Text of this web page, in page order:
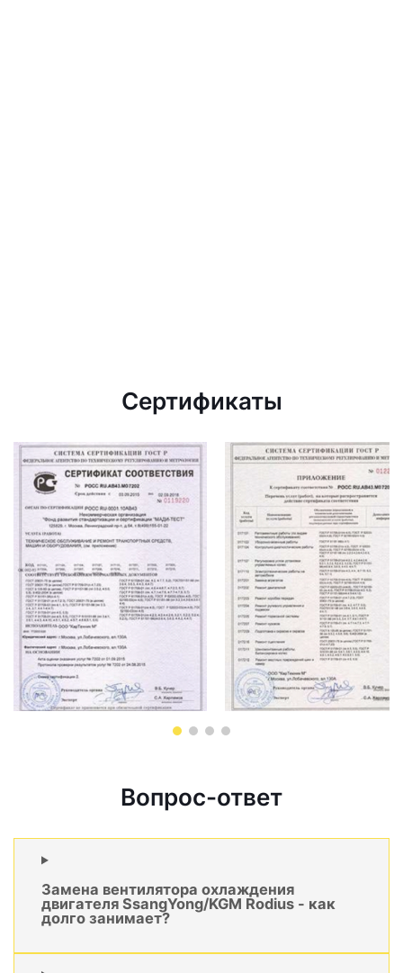
Сертификаты
Вопрос-ответ
Замена вентилятора охлаждения
двигателя SsangYong/KGM Rodius - как
долго занимает?